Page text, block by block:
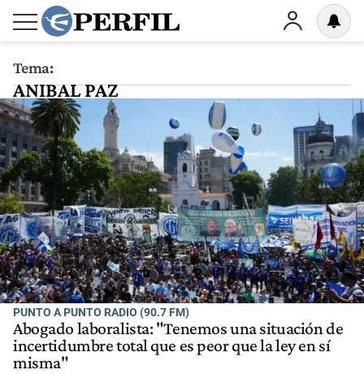
Tema:
ANIBAL PAZ
PUNTO A PUNTO RADIO (90.7 FM)
Abogado laboralista: "Tenemos una situación de
incertidumbre total que es peor que la ley en sí
misma"